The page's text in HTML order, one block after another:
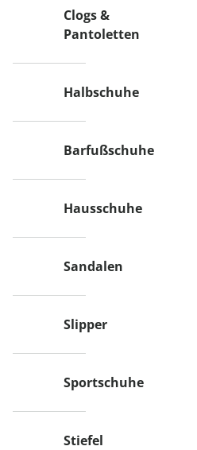
Clogs &
Pantoletten
Halbschuhe
Barfußschuhe
Hausschuhe
Sandalen
Slipper
Sportschuhe
Stiefel